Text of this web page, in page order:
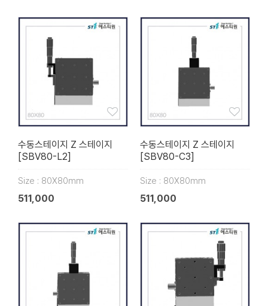
수동스테이지 Z 스테이지
[SBV80-L2]
Size : 80X80mm
511,000
수동스테이지 Z 스테이지
[SBV80-C3]
Size : 80X80mm
511,000